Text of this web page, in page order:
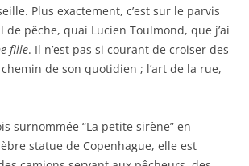
Plus exactement, c’est sur le parvis
pêche, quai Lucien Toulmond, que j’ai
fille. Il n’est pas si courant de croiser des
de son quotidien ; l’art de la rue,
surnommée “La petite sirène” en
statue de Copenhague, elle est